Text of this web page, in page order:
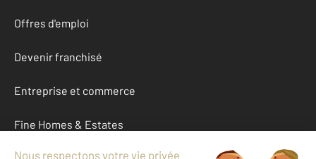
Offres d'emploi
Devenir franchisé
Entreprise et commerce
Fine Homes & Estates